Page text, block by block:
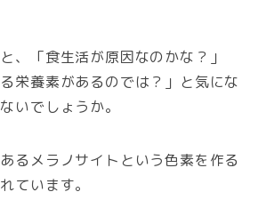
、「食生活が原因なのかな？」
栄養素があるのでは？」と気にな
いでしょうか。
るメラノサイトという色素を作る
ています。